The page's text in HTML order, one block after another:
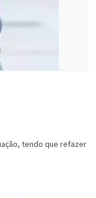
tendo que refazer